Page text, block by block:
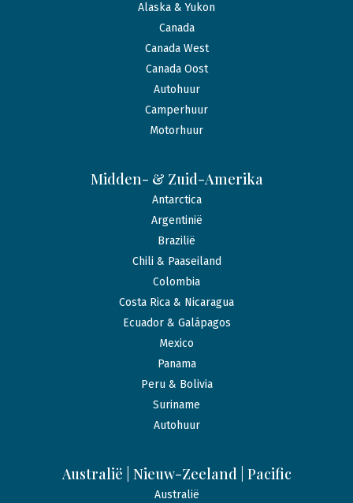
Alaska & Yukon
Canada
Canada West
Canada Oost
Autohuur
Camperhuur
Motorhuur
Midden- & Zuid-Amerika
Antarctica
Argentinië
Brazilië
Chili & Paaseiland
Colombia
Costa Rica & Nicaragua
Ecuador & Galápagos
Mexico
Panama
Peru & Bolivia
Suriname
Autohuur
Australië | Nieuw-Zeeland | Pacific
Australië